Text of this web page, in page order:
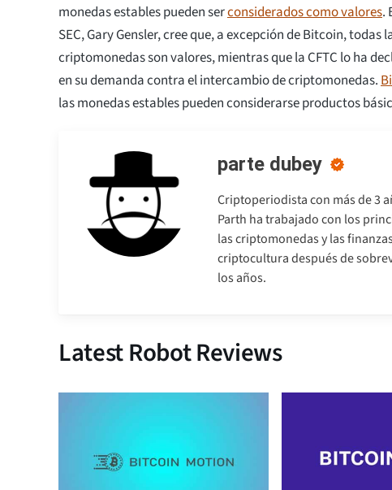
monedas estables pueden serconsiderados como valores.
SEC, Gary Gensler, cree que, a excepción de Bitcoin, todas
criptomonedas son valores, mientras que la CFTC lo ha
en su demanda contra el intercambio de criptomonedas.
las monedas estables pueden considerarse productos
parte dubey
Criptoperiodista con más de 3
Parth ha trabajado con los
las criptomonedas y las
criptocultura después de
los años.
Latest Robot Reviews